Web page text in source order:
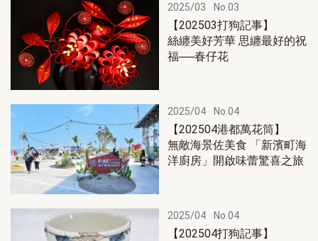
2025/03 No.03
【202503打狗記事】
絲纏美好芳華 思纏最好的祝
福──春仔花
2025/04 No.04
【202504港都萬花筒】
無敵海景佐美食 「新濱町海
洋廚房」開啟味蕾驚喜之旅
2025/04 No.04
【202504打狗記事】